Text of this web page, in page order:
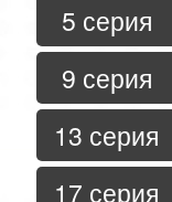
5 серия
9 серия
13 серия
17 серия